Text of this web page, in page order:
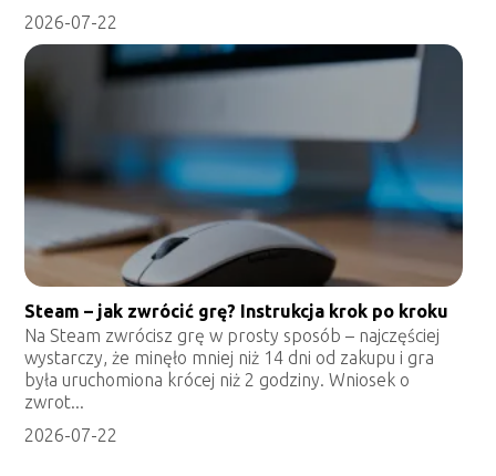
2026-07-22
Steam – jak zwrócić grę? Instrukcja krok po kroku
Na Steam zwrócisz grę w prosty sposób – najczęściej
wystarczy, że minęło mniej niż 14 dni od zakupu i gra
była uruchomiona krócej niż 2 godziny. Wniosek o
zwrot...
2026-07-22